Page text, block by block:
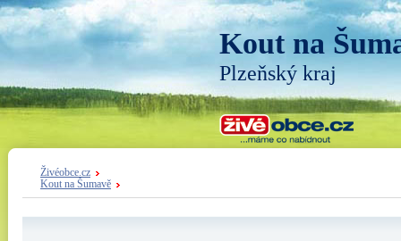
Kout na
Plzeňský kraj
Živéobce.cz
Kout na Šumavě